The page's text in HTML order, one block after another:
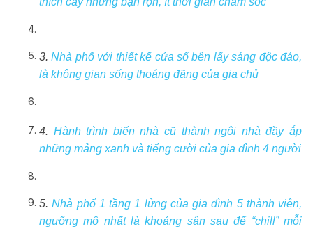
3.Nhà phố với thiết kế cửa sổ bên lấy sáng độc đáo,
là không gian sống thoáng đãng của gia chủ
4. Hành trình biến nhà cũ thành ngôi nhà đầy ắp
những mảng xanh và tiếng cười của gia đình 4 người
5.Nhà phố 1 tầng 1 lửng của gia đình 5 thành viên,
ngưỡng mộ nhất là khoảng sân sau để “chill” mỗi